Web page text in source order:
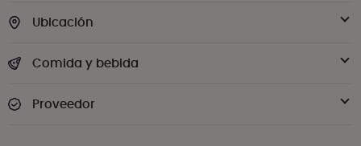
Ubicación
Comida y bebida
Proveedor